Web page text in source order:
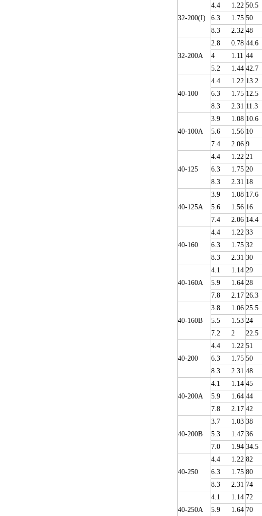
32-200(I)
4.4 1.22 50.5
6.3 1.75 50
8.3
2.32 48
32-200A
2.8 0.78 44.6
4 1.11 44
5.2
1.44 42.7
40-100
4.4 1.22 13.2
6.3 1.75 12.5
8.3
2.31 11.3
40-100A
3.9 1.08 10.6
5.6 1.56 10
7.4
2.06 9
40-125
4.4 1.22 21
6.3 1.75 20
8.3
2.31 18
40-125A
3.9 1.08 17.6
5.6 1.56 16
7.4
2.06 14.4
40-160
4.4 1.22 33
6.3 1.75 32
8.3
2.31 30
40-160A
4.1 1.14 29
5.9 1.64 28
7.8
2.17 26.3
40-160B
3.8 1.06 25.5
5.5 1.53 24
7.2
2 22.5
40-200
4.4 1.22 51
6.3 1.75 50
8.3
2.31 48
40-200A
4.1 1.14 45
5.9 1.64 44
7.8
2.17 42
40-200B
3.7 1.03 38
5.3 1.47 36
7.0
1.94 34.5
40-250
4.4 1.22 82
6.3 1.75 80
8.3
2.31 74
40-250A
4.1 1.14 72
5.9 1.64 70